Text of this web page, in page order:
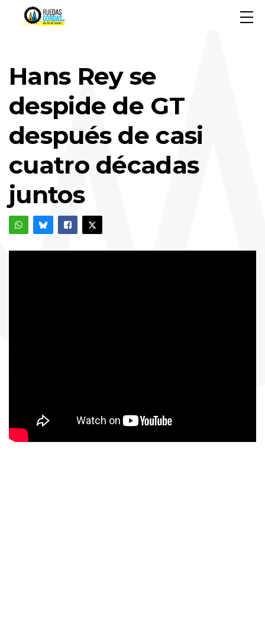
Hans Rey se
despide de GT
después de casi
cuatro décadas
juntos